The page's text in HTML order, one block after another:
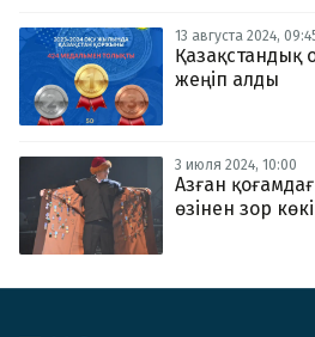
Пошта
zhasalash100@gmail.com
13 августа 2024,
Қазақстандық
жеңіп алды
3 июля 2024, 10:00
Азған
өзінен зор